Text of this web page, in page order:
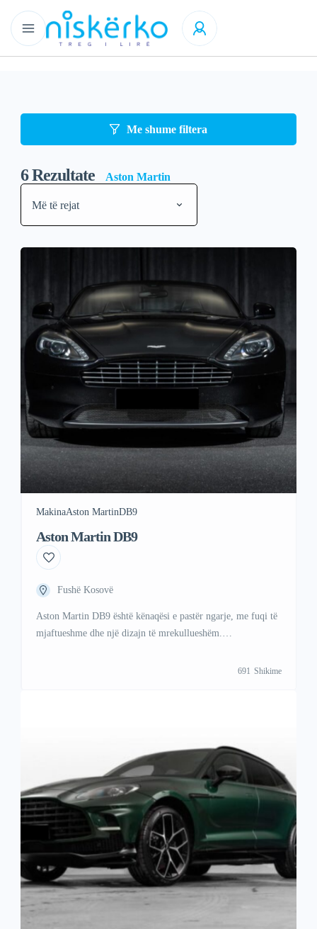
Me shume filtera
6Rezultate Aston Martin
Më të rejat
MakinaAston MartinDB9
Aston Martin DB9
Fushë Kosovë
Aston Martin DB9 është kënaqësi e pastër ngarje, me fuqi të
mjaftueshme dhe një dizajn të mrekullueshëm.
691 Shikime